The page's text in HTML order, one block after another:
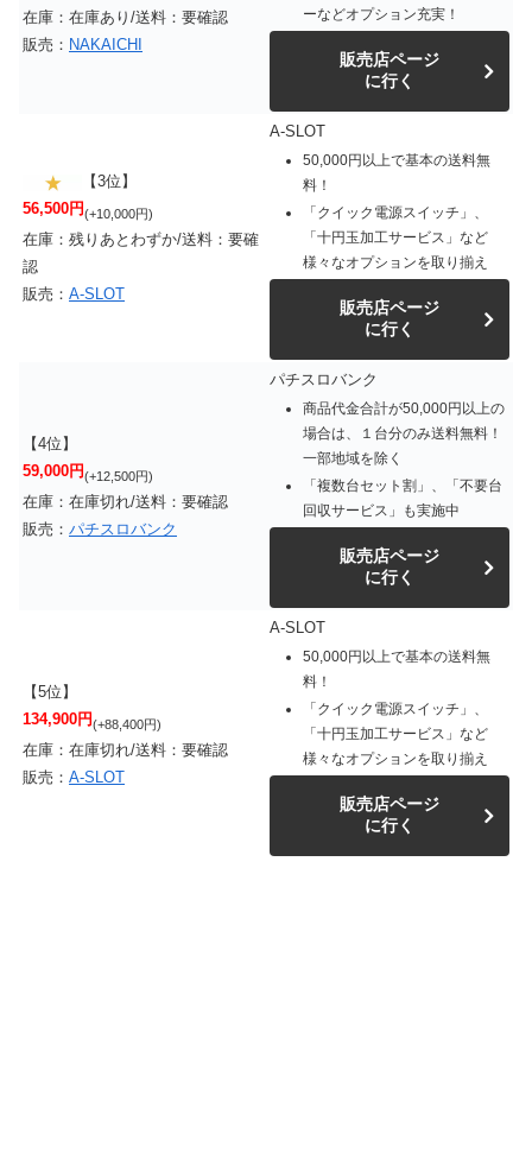
在庫：在庫あり/送料：要確認
販売： NAKAICHI
ーなどオプション充実！
販売店ページ
に行く
【3位】
56,500円(+10,000円)
在庫：残りあとわずか/送料：要確
認
販売： A-SLOT
A-SLOT
50,000円以上で基本の送料無
料！
「クイック電源スイッチ」、
「十円玉加工サービス」など
様々なオプションを取り揃え
販売店ページ
に行く
【4位】
59,000円(+12,500円)
在庫：在庫切れ/送料：要確認
販売： パチスロバンク
パチスロバンク
商品代金合計が50,000円以上の
場合は、１台分のみ送料無料！
一部地域を除く
「複数台セット割」、「不要台
回収サービス」も実施中
販売店ページ
に行く
【5位】
134,900円(+88,400円)
在庫：在庫切れ/送料：要確認
販売： A-SLOT
A-SLOT
50,000円以上で基本の送料無
料！
「クイック電源スイッチ」、
「十円玉加工サービス」など
様々なオプションを取り揃え
販売店ページ
に行く